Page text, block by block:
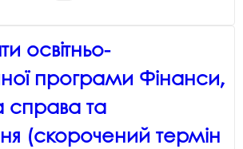
освітньо-
програми Фінанси,
справа та
(скорочений термін